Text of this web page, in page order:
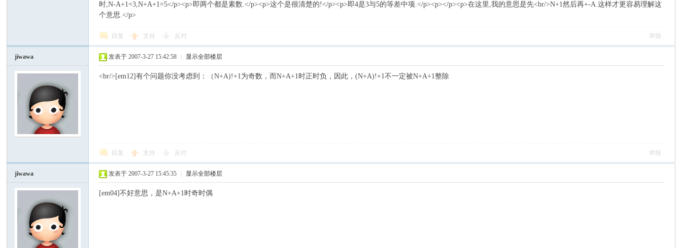
时,N-A+1=3,N+A+1=5</p><p>即两个都是素数.</p><p>这个是很清楚的!</p><p>即4是3与5的等差中项.</p><p></p><p>在这里,我的意思是先<br/>N+1然后再+-A.这样才更容易理解这
个意思.</p>
回复 支持 反对 举报
jiwawa 发表于 2007-3-27 15:42:58 显示全部楼层
<br/>[em12]有个问题你没考虑到：（N+A)!+1为奇数，而N+A+1时正时负，因此，(N+A)!+1不一定被N+A+1整除
回复 支持 反对 举报
jiwawa 发表于 2007-3-27 15:45:35 显示全部楼层
[em04]不好意思，是N+A+1时奇时偶